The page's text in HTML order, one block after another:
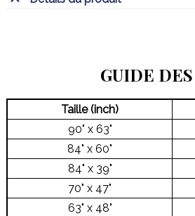
GUIDE
Taille (inch)
90" x 63"
84" x 60"
84" x 39"
70" x 47"
63" x 48"